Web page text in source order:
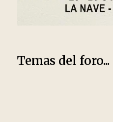
Temas del foro...